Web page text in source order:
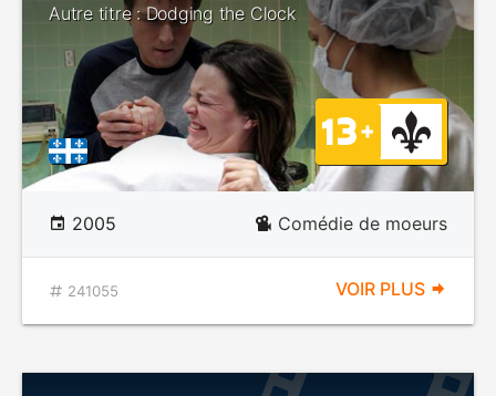
Autre titre : Dodging the Clock
2005 Comédie de moeurs
241055 VOIR PLUS